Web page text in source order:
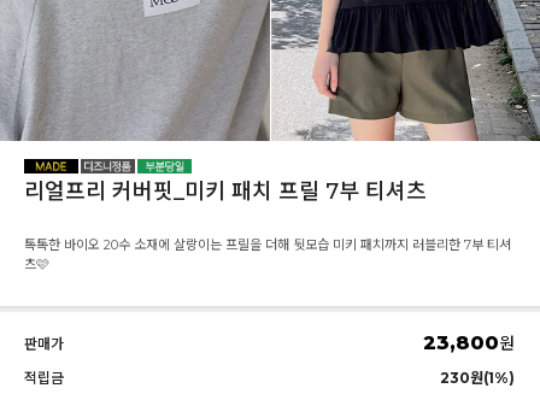
리얼프리 커버핏_미키 패치 프릴 7부 티셔츠
톡톡한 바이오 20수 소재에 살랑이는 프릴을 더해 뒷모습 미키 패치까지 러블리한 7부 티셔
츠🩷
판매가 23,800원
적립금
230원(1%)